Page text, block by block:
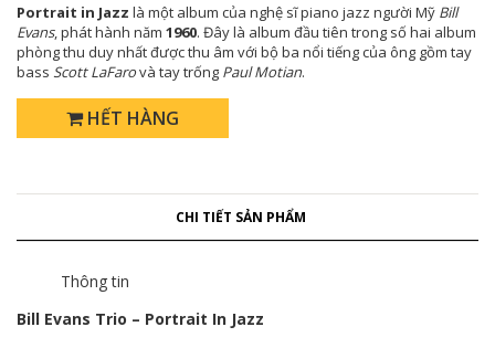
Portrait in Jazz là một album của nghệ sĩ piano jazz người Mỹ Bill
Evans, phát hành năm 1960. Đây là album đầu tiên trong số hai album
phòng thu duy nhất được thu âm với bộ ba nổi tiếng của ông gồm tay
bass Scott LaFarovà tay trống Paul Motian.
HẾT HÀNG
CHI TIẾT SẢN PHẨM
Thông tin
Bill Evans Trio – Portrait In Jazz